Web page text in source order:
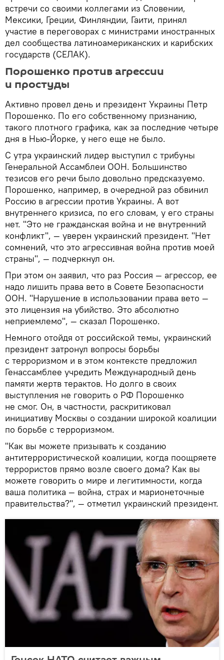
встречи со своими коллегами из Словении,
Мексики, Греции, Финляндии, Гаити, принял
участие в переговорах с министрами иностранных
дел сообщества латиноамериканских и карибских
государств (СЕЛАК).
Порошенко против агрессии
и простуды
Активно провел день и президент Украины Петр
Порошенко. По его собственному признанию,
такого плотного графика, как за последние четыре
дня в Нью-Йорке, у него еще не было.
С утра украинский лидер выступил с трибуны
Генеральной Ассамблеи ООН. Большинство
тезисов его речи было довольно предсказуемо.
Порошенко, например, в очередной раз обвинил
Россию в агрессии против Украины. А вот
внутреннего кризиса, по его словам, у его страны
нет. "Это не гражданская война и не внутренний
конфликт", — уверен украинский президент. "Нет
сомнений, что это агрессивная война против моей
страны", — подчеркнул он.
При этом он заявил, что раз Россия — агрессор, ее
надо лишить права вето в Совете Безопасности
ООН. "Нарушение в использовании права вето —
это лицензия на убийство. Это абсолютно
неприемлемо", — сказал Порошенко.
Немного отойдя от российской темы, украинский
президент затронул вопросы борьбы
с терроризмом и в этом контексте предложил
Генассамблее учредить Международный день
памяти жертв терактов. Но долго в своих
выступления не говорить о РФ Порошенко
не смог. Он, в частности, раскритиковал
инициативу Москвы о создании широкой коалиции
по борьбе с терроризмом.
"Как вы можете призывать к созданию
антитеррористической коалиции, когда поощряете
террористов прямо возле своего дома? Как вы
можете говорить о мире и легитимности, когда
ваша политика — война, страх и марионеточные
правительства?", — отметил украинский президент.